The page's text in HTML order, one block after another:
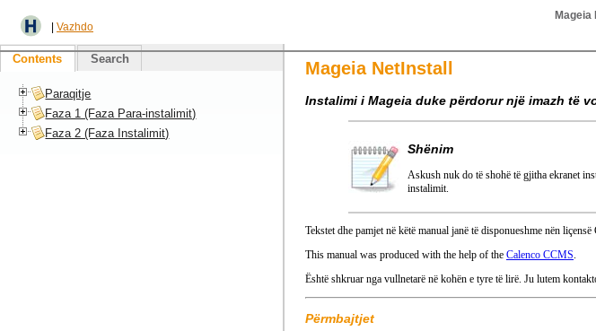
Vazhdo
Mageia
Mageia NetInstall
Instalimi i Mageia duke përdorur një imazh të
Shënim
Askush nuk do të shohë të gjitha ekranet
instalimit.
Tekstet dhe pamjet në këtë manual janë të disponueshme nën
This manual was produced with the help of the Calenco CCMS.
Është shkruar nga vullnetarë në kohën e tyre të lirë. Ju lutem
Përmbajtjet
Contents Search
Paraqitje
Faza 1 (Faza Para-instalimit)
Faza 2 (Faza Instalimit)